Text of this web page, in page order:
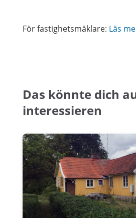
För fastighetsmäklare: Läs
Das könnte dich
interessieren